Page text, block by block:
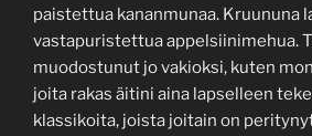
paistettua kananmunaa. Kruununa
vastapuristettua appelsiinimehua.
muodostunut jo vakioksi, kuten
joita rakas äitini aina lapselleen
klassikoita, joista joitain on